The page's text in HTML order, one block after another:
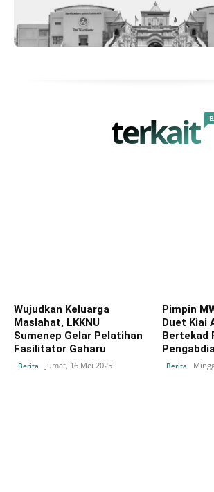
terkait
Wujudkan Keluarga
Maslahat, LKKNU
Sumenep Gelar Pelatihan
Fasilitator Gaharu
Berita Jumat, 16 Mei 2025
Pimpin
Duet Kiai
Bertekad
Berita